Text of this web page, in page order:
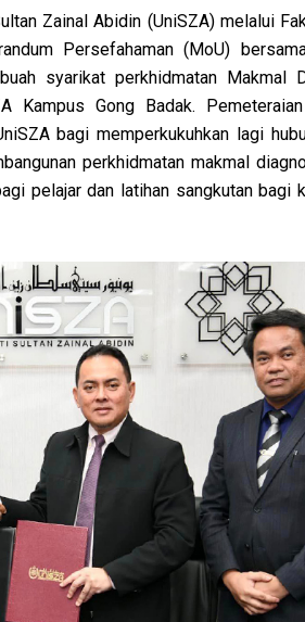
Zainal Abidin (UniSZA) melalui
Persefahaman (MoU)
syarikat perkhidmatan Makmal
Kampus Gong Badak.
bagi memperkukuhkan lagi
perkhidmatan makmal
pelajar dan latihan sangkutan bagi